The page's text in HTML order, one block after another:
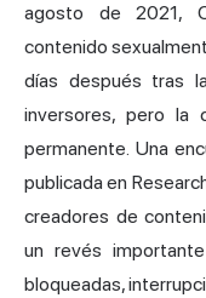
agosto de 2021,
contenido
días después tras
inversores, pero la
permanente. Una
publicada en
creadores de
un revés
bloqueadas,